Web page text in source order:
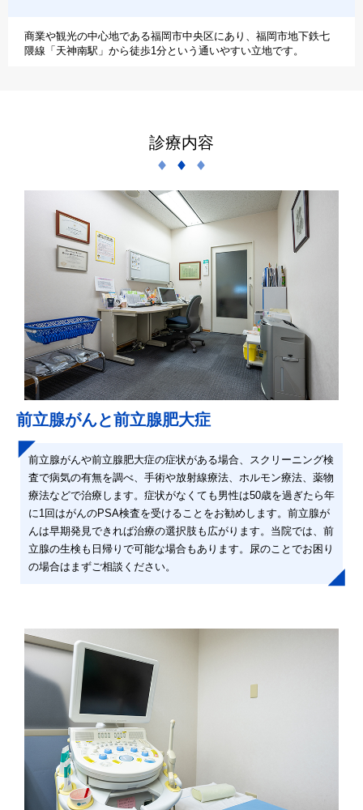
商業や観光の中心地である福岡市中央区にあり、福岡市地下鉄七
隈線「天神南駅」から徒歩1分という通いやすい立地です。
診療内容
前立腺がんと前立腺肥大症
前立腺がんや前立腺肥大症の症状がある場合、スクリーニング検
査で病気の有無を調べ、手術や放射線療法、ホルモン療法、薬物
療法などで治療します。症状がなくても男性は50歳を過ぎたら年
に1回はがんのPSA検査を受けることをお勧めします。前立腺が
んは早期発見できれば治療の選択肢も広がります。当院では、前
立腺の生検も日帰りで可能な場合もあります。尿のことでお困り
の場合はまずご相談ください。